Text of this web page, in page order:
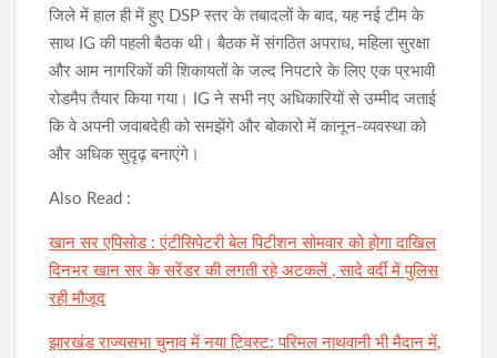
जिले में हाल ही में हुए DSP स्तर के तबादलों के बाद, यह नई टीम के
साथ IG की पहली बैठक थी। बैठक में संगठित अपराध, महिला सुरक्षा
और आम नागरिकों की शिकायतों के जल्द निपटारे के लिए एक प्रभावी
रोडमैप तैयार किया गया। IG ने सभी नए अधिकारियों से उम्मीद जताई
कि वे अपनी जवाबदेही को समझेंगे और बोकारो में कानून-व्यवस्था को
और अधिक सुदृढ़ बनाएंगे।
Also Read :
खान सर एपिसोड : एंटीसिपेटरी बेल पिटीशन सोमवार को होगा दाखिल
दिनभर खान सर के सरेंडर की लगती रहे अटकलें , सादे वर्दी में पुलिस
रही मौजूद
झारखंड राज्यसभा चुनाव में नया ट्विस्ट: परिमल नाथवानी भी मैदान में,